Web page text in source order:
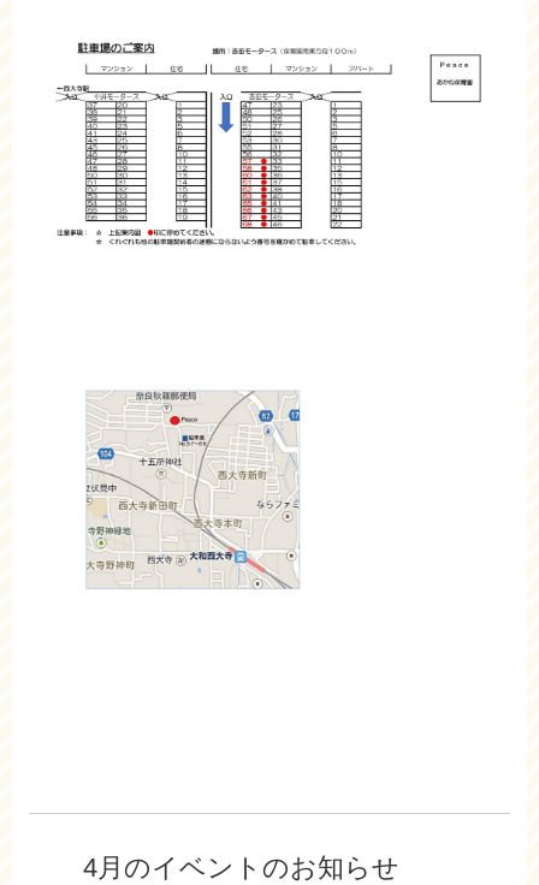
4月のイベントのお知らせ